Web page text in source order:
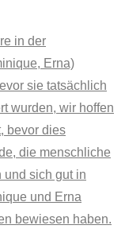
in der
Erna)
sie tatsächlich
wurden, wir hoffen
bevor dies
die menschliche
und sich gut in
und Erna
bewiesen haben.